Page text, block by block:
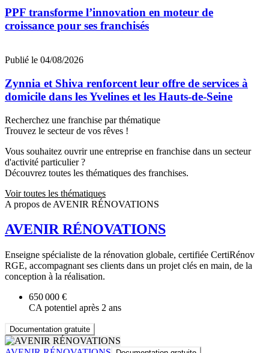
PPF transforme l’innovation en moteur de
croissance pour ses franchisés
Publié le 04/08/2026
Zynnia et Shiva renforcent leur offre de services à
domicile dans les Yvelines et les Hauts-de-Seine
Recherchez une franchise par thématique
Trouvez le secteur de vos rêves !
Vous souhaitez ouvrir une entreprise en franchise dans un secteur
d'activité particulier ?
Découvrez toutes les thématiques des franchises.
Voir toutes les thématiques
A propos de AVENIR RÉNOVATIONS
AVENIR RÉNOVATIONS
Enseigne spécialiste de la rénovation globale, certifiée CertiRénov
RGE, accompagnant ses clients dans un projet clés en main, de la
conception à la réalisation.
650 000 €
CA potentiel après 2 ans
Documentation gratuite